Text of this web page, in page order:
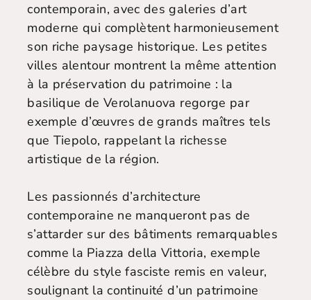
contemporain, avec des galeries d’art
moderne qui complètent harmonieusement
son riche paysage historique. Les petites
villes alentour montrent la même attention
à la préservation du patrimoine : la
basilique de Verolanuova regorge par
exemple d’œuvres de grands maîtres tels
que Tiepolo, rappelant la richesse
artistique de la région.
Les passionnés d’architecture
contemporaine ne manqueront pas de
s’attarder sur des bâtiments remarquables
comme la Piazza della Vittoria, exemple
célèbre du style fasciste remis en valeur,
soulignant la continuité d’un patrimoine